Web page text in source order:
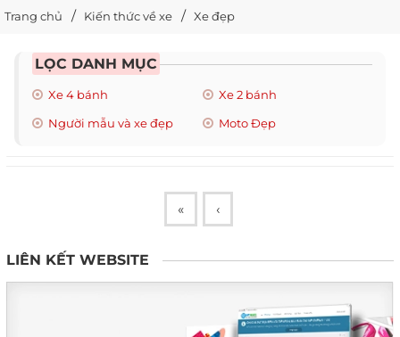
Trang chủ Kiến thức về xe Xe đẹp
LỌC DANH MỤC
Xe 4 bánh
Xe 2 bánh
Người mẫu và xe đẹp
Moto Đẹp
« ‹
LIÊN KẾT WEBSITE